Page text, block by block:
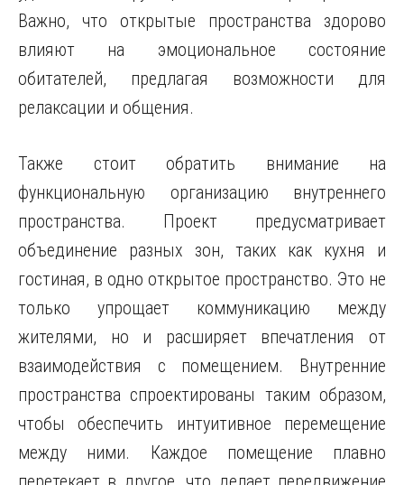
Важно, что открытые пространства здорово
влияют на эмоциональное состояние
обитателей, предлагая возможности для
релаксации и общения.
Также стоит обратить внимание на
функциональную организацию внутреннего
пространства. Проект предусматривает
объединение разных зон, таких как кухня и
гостиная, в одно открытое пространство. Это не
только упрощает коммуникацию между
жителями, но и расширяет впечатления от
взаимодействия с помещением. Внутренние
пространства спроектированы таким образом,
чтобы обеспечить интуитивное перемещение
между ними. Каждое помещение плавно